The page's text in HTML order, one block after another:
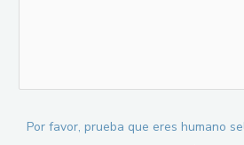
Por favor, prueba que eres humano